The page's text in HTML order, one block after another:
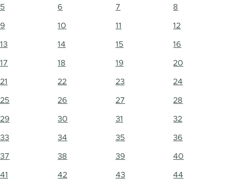
5 6 7 8
9 10 11 12
13 14 15 16
17 18 19 20
21 22 23 24
25 26 27 28
29 30 31 32
33 34 35 36
37 38 39 40
41 42 43 44